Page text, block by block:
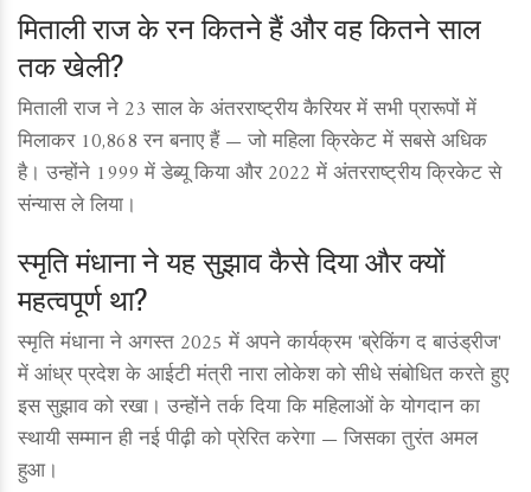
मिताली राज के रन कितने हैं और वह कितने साल
तक खेली?
मिताली राज ने 23 साल के अंतरराष्ट्रीय कैरियर में सभी प्रारूपों में
मिलाकर 10,868 रन बनाए हैं — जो महिला क्रिकेट में सबसे अधिक
है। उन्होंने 1999 में डेब्यू किया और 2022 में अंतरराष्ट्रीय क्रिकेट से
संन्यास ले लिया।
स्मृति मंधाना ने यह सुझाव कैसे दिया और क्यों
महत्वपूर्ण था?
स्मृति मंधाना ने अगस्त 2025 में अपने कार्यक्रम 'ब्रेकिंग द बाउंड्रीज'
में आंध्र प्रदेश के आईटी मंत्री नारा लोकेश को सीधे संबोधित करते हुए
इस सुझाव को रखा। उन्होंने तर्क दिया कि महिलाओं के योगदान का
स्थायी सम्मान ही नई पीढ़ी को प्रेरित करेगा — जिसका तुरंत अमल
हुआ।